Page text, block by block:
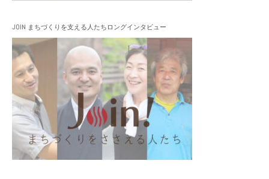
JOIN まちづくりを支える人たちロングインタビュー